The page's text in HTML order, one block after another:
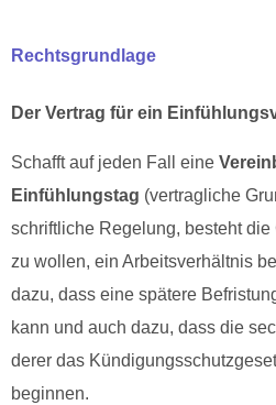
Rechtsgrundlage
Der Vertrag für ein
Schafft auf jeden Fall eine
Einfühlungstag (vertragliche
schriftliche Regelung, besteht die
zu wollen, ein Arbeitsverhältnis
dazu, dass eine spätere
kann und auch dazu, dass die
derer das
beginnen.